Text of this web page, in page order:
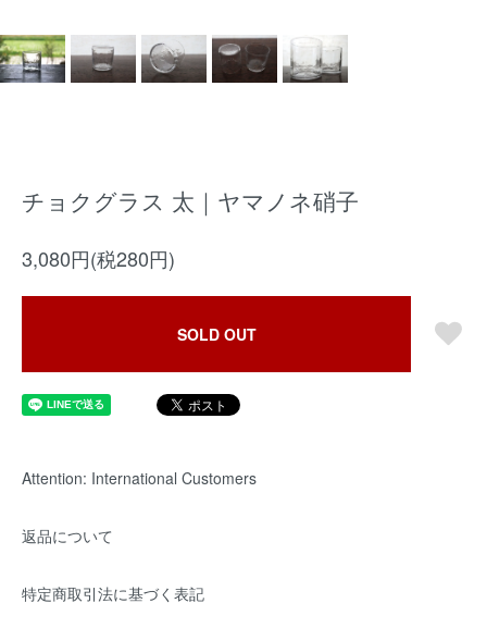
チョクグラス 太｜ヤマノネ硝子
3,080円(税280円)
SOLD OUT
Attention: International Customers
返品について
特定商取引法に基づく表記